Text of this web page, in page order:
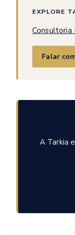
EXPLORE
Consultoria
Falar
A Tarkia